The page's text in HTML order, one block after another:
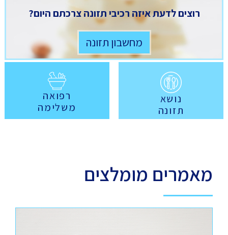
רוצים לדעת איזה רכיבי תזונה צרכתם היום?
מחשבון תזונה
נושא
תזונה
רפואה
משלימה
מאמרים מומלצים